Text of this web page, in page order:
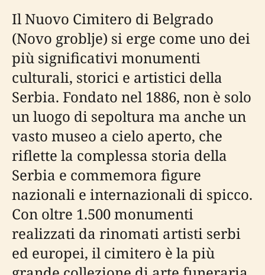
Il Nuovo Cimitero di Belgrado
(Novo groblje) si erge come uno dei
più significativi monumenti
culturali, storici e artistici della
Serbia. Fondato nel 1886, non è solo
un luogo di sepoltura ma anche un
vasto museo a cielo aperto, che
riflette la complessa storia della
Serbia e commemora figure
nazionali e internazionali di spicco.
Con oltre 1.500 monumenti
realizzati da rinomati artisti serbi
ed europei, il cimitero è la più